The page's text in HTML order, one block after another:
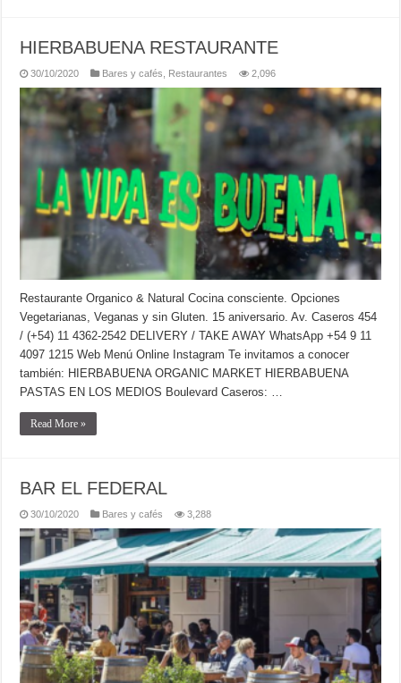
HIERBABUENA RESTAURANTE
30/10/2020 Bares y cafés Restaurantes 2,096
Restaurante Organico & Natural Cocina consciente. Opciones
Vegetarianas, Veganas y sin Gluten. 15 aniversario. Av. Caseros 454
/ (+54) 11 4362-2542 DELIVERY / TAKE AWAY WhatsApp +54 9 11
4097 1215 Web Menú Online Instagram Te invitamos a conocer
también: HIERBABUENA ORGANIC MARKET HIERBABUENA
PASTAS EN LOS MEDIOS Boulevard Caseros: …
Read More »
BAR EL FEDERAL
30/10/2020 Bares y cafés 3,288